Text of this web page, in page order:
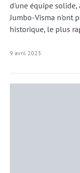
d'une équipe solide,
Jumbo-Visma n'ont
historique, le plus
9 avril 2023